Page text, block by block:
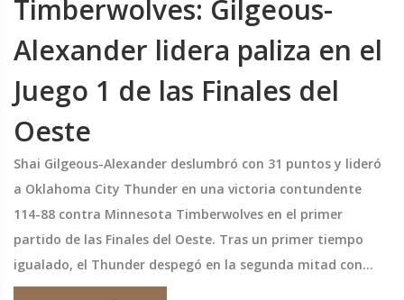
Timberwolves: Gilgeous-
Alexander lidera paliza en el
Juego 1 de las Finales del
Oeste
Shai Gilgeous-Alexander deslumbró con 31 puntos y lideró
a Oklahoma City Thunder en una victoria contundente
114-88 contra Minnesota Timberwolves en el primer
partido de las Finales del Oeste. Tras un primer tiempo
igualado, el Thunder despegó en la segunda mitad con
defensa férrea y gran acierto en los tiros, mientras los